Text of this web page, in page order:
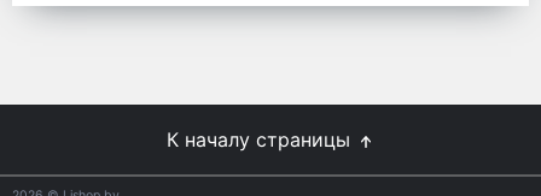
К началу страницы